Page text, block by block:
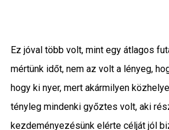
Kapcsolat
Ez jóval több volt, mint egy átlagos
mértünk időt, nem az volt a lényeg,
hogy ki nyer, mert akármilyen
tényleg mindenki győztes volt, aki
kezdeményezésünk elérte célját jól